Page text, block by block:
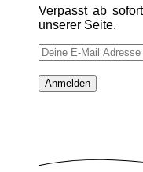
Verpasst ab
unserer Seite.